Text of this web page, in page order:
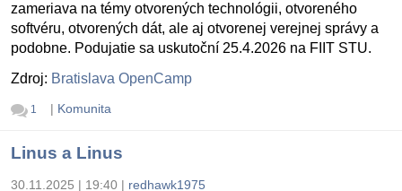
zameriava na témy otvorených technológii, otvoreného
softvéru, otvorených dát, ale aj otvorenej verejnej správy a
podobne. Podujatie sa uskutoční 25.4.2026 na FIIT STU.
Zdroj: Bratislava OpenCamp
1 | Komunita
Linus a Linus
30.11.2025 | 19:40 | redhawk1975